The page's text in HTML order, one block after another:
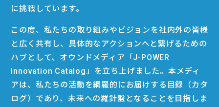
に挑戦しています。
この度、私たちの取り組みやビジョンを社内外の皆様
と広く共有し、具体的なアクションへと繋げるための
ハブとして、オウンドメディア「J-POWER
Innovation Catalog」を立ち上げました。本メディ
アは、私たちの活動を網羅的にお届けする目録（カタ
ログ）であり、未来への羅針盤となることを目指しま